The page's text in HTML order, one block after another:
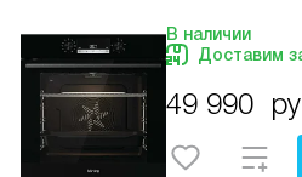
В наличии
Доставим
49 990